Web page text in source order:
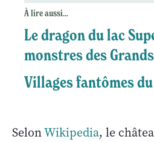
À lire aussi...
Le dragon du lac
monstres des
Villages fantômes
SelonWikipedia, le